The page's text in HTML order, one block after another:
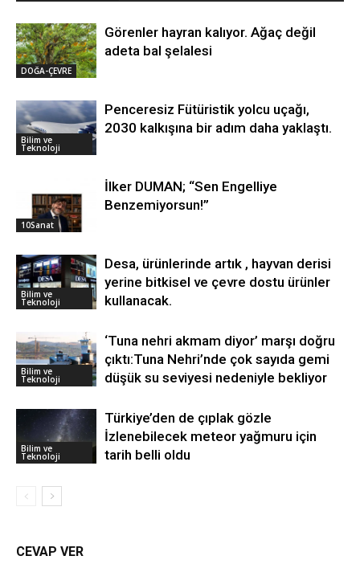
DOĞA-ÇEVRE
Görenler hayran kalıyor. Ağaç değil
adeta bal şelalesi
Bilim ve
Teknoloji
Penceresiz Fütüristik yolcu uçağı,
2030 kalkışına bir adım daha yaklaştı.
10Sanat
İlker DUMAN; “Sen Engelliye
Benzemiyorsun!”
Bilim ve
Teknoloji
Desa, ürünlerinde artık , hayvan derisi
yerine bitkisel ve çevre dostu ürünler
kullanacak.
Bilim ve
Teknoloji
‘Tuna nehri akmam diyor’ marşı doğru
çıktı:Tuna Nehri’nde çok sayıda gemi
düşük su seviyesi nedeniyle bekliyor
Bilim ve
Teknoloji
Türkiye’den de çıplak gözle
İzlenebilecek meteor yağmuru için
tarih belli oldu
CEVAP VER